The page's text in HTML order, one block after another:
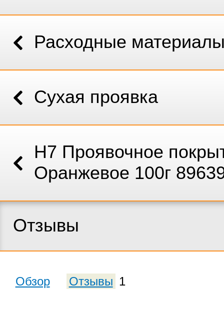
Расходные
Сухая проявка
H7 Проявочное
Оранжевое 100г
Отзывы
Обзор Отзывы 1